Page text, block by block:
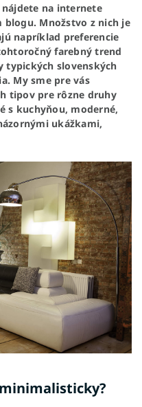
na internete
Množstvo z nich je
napríklad preferencie
farebný trend
typických slovenských
My sme pre vás
tipov pre rôzne druhy
s kuchyňou, moderné,
ukážkami,